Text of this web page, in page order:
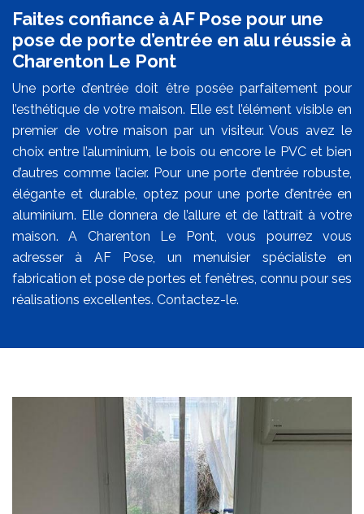
Faites confiance à AF Pose pour une
pose de porte d’entrée en alu réussie à
Charenton Le Pont
Une porte d’entrée doit être posée parfaitement pour
l’esthétique de votre maison. Elle est l’élément visible en
premier de votre maison par un visiteur. Vous avez le
choix entre l’aluminium, le bois ou encore le PVC et bien
d’autres comme l’acier. Pour une porte d’entrée robuste,
élégante et durable, optez pour une porte d’entrée en
aluminium. Elle donnera de l’allure et de l’attrait à votre
maison. A Charenton Le Pont, vous pourrez vous
adresser à AF Pose, un menuisier spécialiste en
fabrication et pose de portes et fenêtres, connu pour ses
réalisations excellentes. Contactez-le.